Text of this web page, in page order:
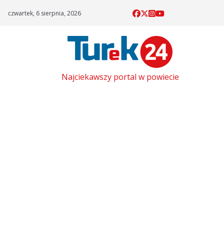
czwartek, 6 sierpnia, 2026
Najciekawszy portal w powiecie